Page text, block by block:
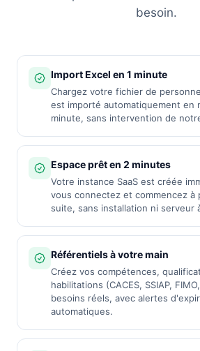
besoin.
Import Excel en 1 minute
Chargez votre fichier de
est importé automatiquement en
minute, sans intervention de
Espace prêt en 2 minutes
Votre instance SaaS est créée
vous connectez et commencez à
suite, sans installation ni serveur
Référentiels à votre main
Créez vos compétences,
habilitations (CACES, SSIAP,
besoins réels, avec alertes
automatiques.